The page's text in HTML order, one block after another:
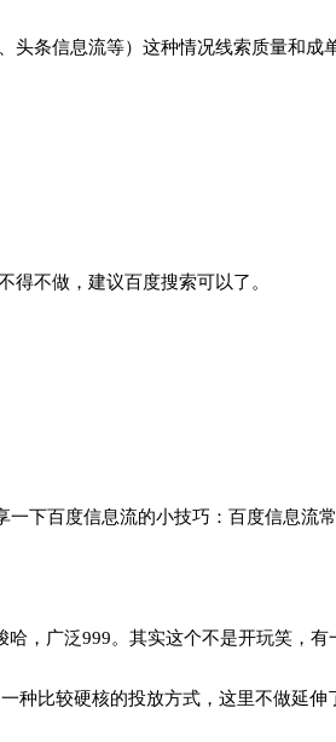
头条信息流等）这种情况线索质量和成
得不做，建议百度搜索可以了。
下百度信息流的小技巧：百度信息流
，广泛999。其实这个不是开玩笑，有
种比较硬核的投放方式，这里不做延